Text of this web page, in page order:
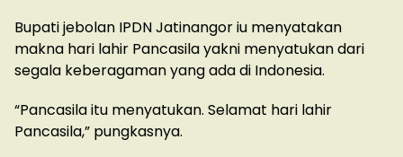
Bupati jebolan IPDN Jatinangor iu menyatakan
makna hari lahir Pancasila yakni menyatukan dari
segala keberagaman yang ada di Indonesia.
“Pancasila itu menyatukan. Selamat hari lahir
Pancasila,” pungkasnya.